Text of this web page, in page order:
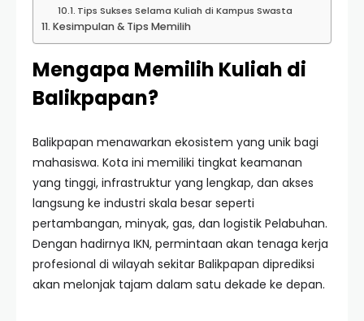
Tips Sukses Selama Kuliah di Kampus Swasta
Kesimpulan & Tips Memilih
Mengapa Memilih Kuliah di
Balikpapan?
Balikpapan menawarkan ekosistem yang unik bagi
mahasiswa. Kota ini memiliki tingkat keamanan
yang tinggi, infrastruktur yang lengkap, dan akses
langsung ke industri skala besar seperti
pertambangan, minyak, gas, dan logistik Pelabuhan.
Dengan hadirnya IKN, permintaan akan tenaga kerja
profesional di wilayah sekitar Balikpapan diprediksi
akan melonjak tajam dalam satu dekade ke depan.